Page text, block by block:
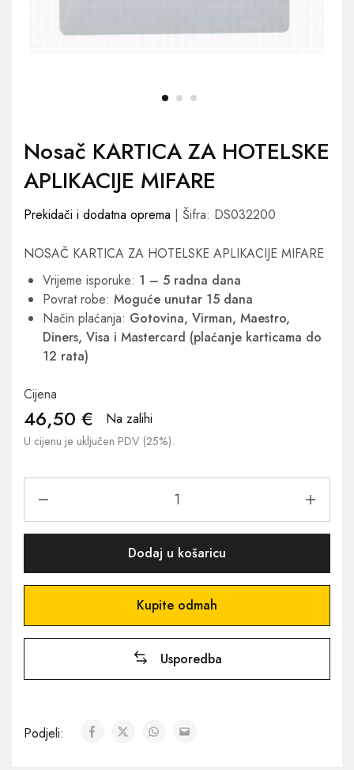
Nosač KARTICA ZA HOTELSKE
APLIKACIJE MIFARE
Prekidači i dodatna oprema | Šifra: DS032200
NOSAČ KARTICA ZA HOTELSKE APLIKACIJE MIFARE
Vrijeme isporuke: 1 – 5 radna dana
Povrat robe: Moguće unutar 15 dana
Način plaćanja: Gotovina, Virman, Maestro,
Diners, Visa i Mastercard (plaćanje karticama do
12 rata)
Cijena
46,50 € Na zalihi
U cijenu je uključen PDV (25%).
Dodaj u košaricu
Kupite odmah
Usporedba
Podjeli: